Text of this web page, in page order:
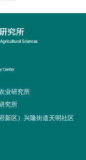
业研究所
究所
新区）兴隆街道天明社区